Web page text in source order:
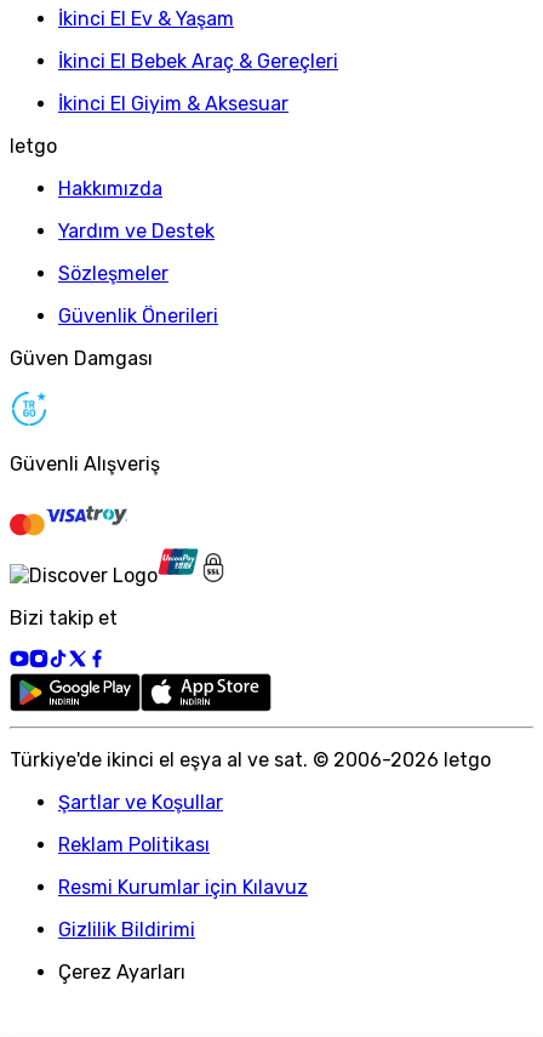
İkinci El Ev & Yaşam
İkinci El Bebek Araç & Gereçleri
İkinci El Giyim & Aksesuar
letgo
Hakkımızda
Yardım ve Destek
Sözleşmeler
Güvenlik Önerileri
Güven Damgası
Güvenli Alışveriş
Bizi takip et
Türkiye'de ikinci el eşya al ve sat. © 2006-2026 letgo
Şartlar ve Koşullar
Reklam Politikası
Resmi Kurumlar için Kılavuz
Gizlilik Bildirimi
Çerez Ayarları